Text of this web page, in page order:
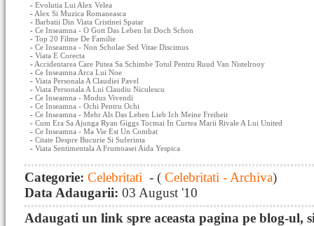
- Evolutia Lui Alex Velea
- Alex Si Muzica Romaneasca
- Barbatii Din Viata Cristinei Spatar
- Ce Inseamna - O Gott Das Leben Ist Doch Schon
- Top 20 Filme De Familie
- Ce Inseamna - Non Scholae Sed Vitae Discimus
- Viata E Corecta
- Accidentarea Care Putea Sa Schimbe Totul Pentru Ruud Van Nistelrooy
- Ce Inseamna Arca Lui Noe
- Viata Personala A Claudiei Pavel
- Viata Personala A Lui Claudiu Niculescu
- Ce Inseamna - Modus Vivendi
- Ce Inseamna - Ochi Pentru Ochi
- Ce Inseamna - Mehr Als Das Leben Lieb Ich Meine Freiheit
- Cum Era Sa Ajunga Ryan Giggs Tocmai In Curtea Marii Rivale A Lui United
- Ce Inseamna - Ma Vie Est Un Combat
- Citate Despre Bucurie Si Suferinta
- Viata Sentimentala A Frumoasei Aida Yespica
Categorie: Celebritati - ( Celebritati - Archiva)
Data Adaugarii: 03 August '10
Adaugati un link spre aceasta pagina pe blog-ul,